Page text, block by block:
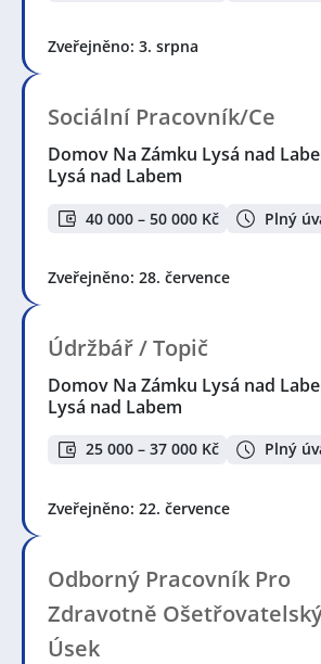
Zveřejněno: 3. srpna
Sociální Pracovník/Ce
Domov Na Zámku Lysá nad
Lysá nad Labem
40 000 – 50 000 Kč Plný
Zveřejněno: 28. července
Údržbář / Topič
Domov Na Zámku Lysá nad
Lysá nad Labem
25 000 – 37 000 Kč Plný
Zveřejněno: 22. července
Odborný Pracovník Pro
Zdravotně
Úsek